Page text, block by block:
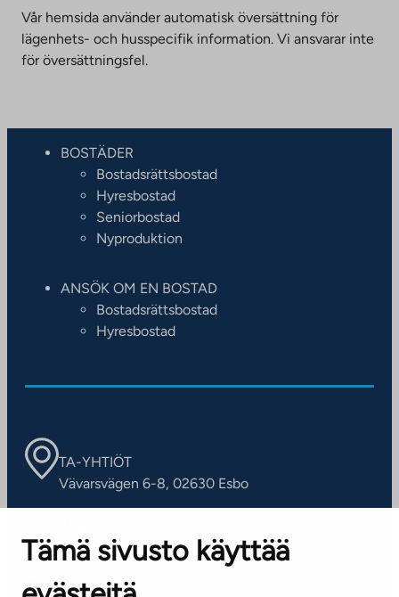
Tämä sivusto käyttää
Vår hemsida använder automatisk översättning för
lägenhets- och husspecifik information. Vi ansvarar inte
för översättningsfel.
BOSTÄDER
Bostadsrättsbostad
Hyresbostad
Seniorbostad
Nyproduktion
ANSÖK OM EN BOSTAD
Bostadsrättsbostad
Hyresbostad
TA-YHTIÖT
Vävarsvägen 6-8, 02630 Esbo
Kontaktinformation